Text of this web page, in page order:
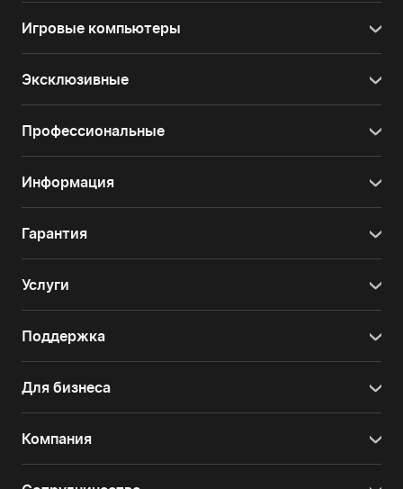
Игровые компьютеры
Эксклюзивные
Профессиональные
Информация
Гарантия
Услуги
Поддержка
Для бизнеса
Компания